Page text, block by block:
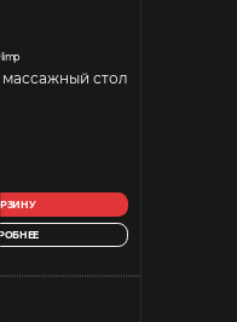
стол